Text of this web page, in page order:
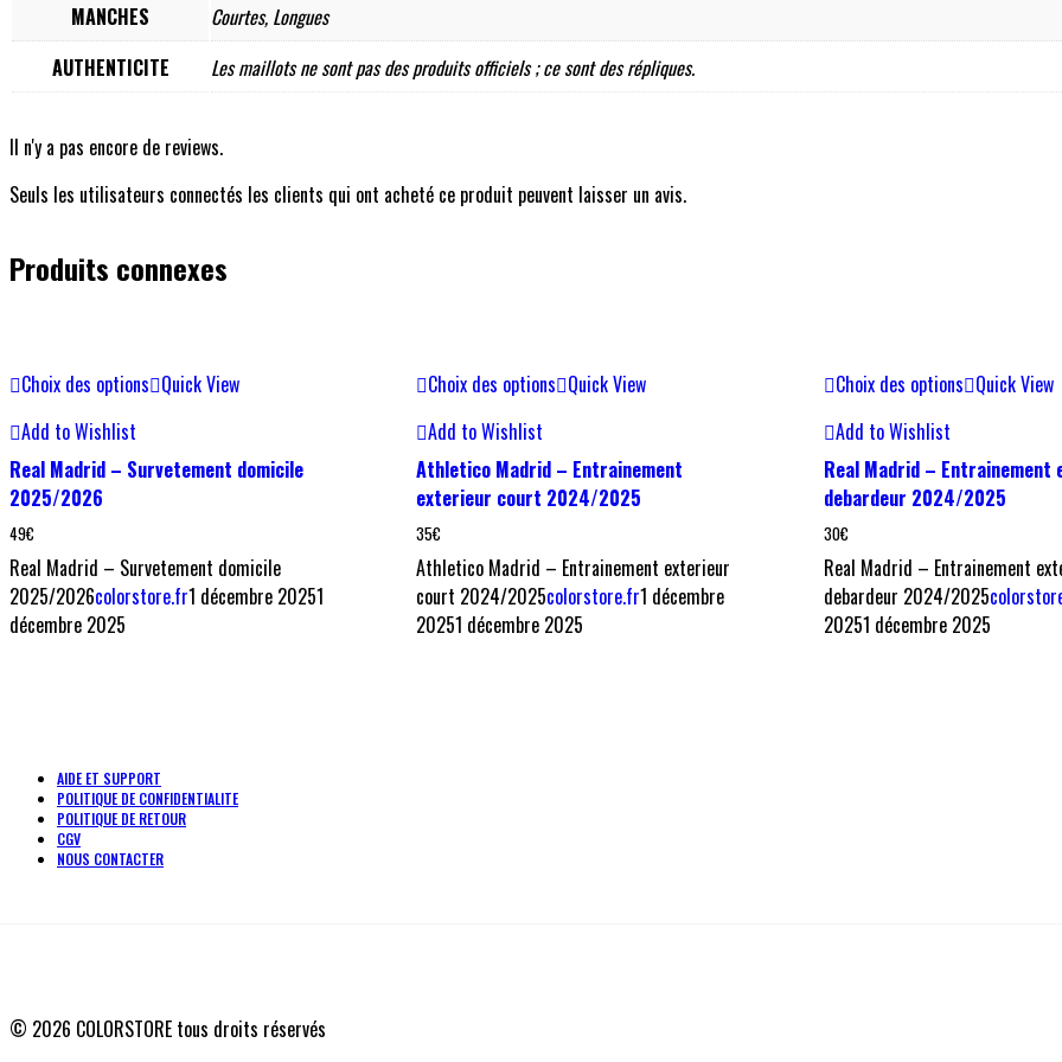
MANCHES
Courtes, Longues
AUTHENTICITE
Les maillots ne sont pas des produits officiels ; ce sont des répliques.
Il n'y a pas encore de reviews.
Seuls les utilisateurs connectés les clients qui ont acheté ce produit peuvent laisser un avis.
Produits connexes
Choix des options Quick View
Add to Wishlist
Real Madrid – Survetement domicile
2025/2026
49€
Real Madrid – Survetement domicile
2025/2026colorstore.fr1 décembre 20251
décembre 2025
Choix des options Quick View
Add to Wishlist
Athletico Madrid – Entrainement
exterieur court 2024/2025
35€
Athletico Madrid – Entrainement exterieur
court 2024/2025colorstore.fr1 décembre
20251 décembre 2025
Choix des options Quick View
Add to Wishlist
Real Madrid – Entrainement
debardeur 2024/2025
30€
Real Madrid – Entrainement
debardeur 2024/2025
20251 décembre 2025
AIDE ET SUPPORT
POLITIQUE DE CONFIDENTIALITE
POLITIQUE DE RETOUR
CGV
NOUS CONTACTER
© 2026 COLORSTORE tous droits réservés